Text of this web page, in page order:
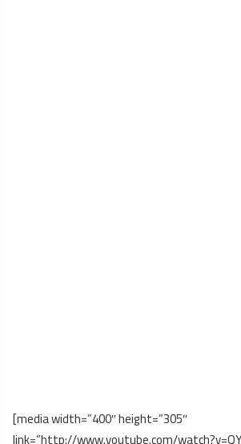
[media width=”400″ height=”305″